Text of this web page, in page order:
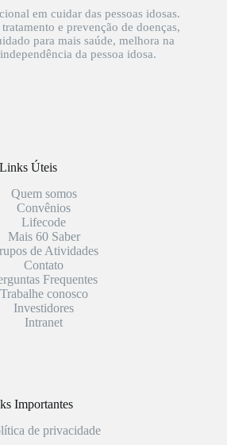
em cuidar das pessoas idosas.
e prevenção de doenças,
para mais saúde, melhora na
da pessoa idosa.
Links Úteis
Quem somos
Convênios
Lifecode
Mais 60 Saber
de Atividades
Contato
Frequentes
Trabalhe conosco
Investidores
Intranet
Importantes
de privacidade